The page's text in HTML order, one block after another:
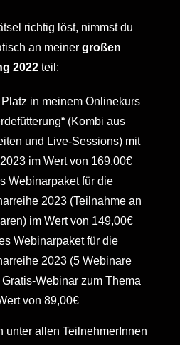
richtig löst, nimmst du
an meinergroßen
2022 teil:
Platz in meinem Onlinekurs
(Kombi aus
und Live-Sessions) mit
im Wert von 169,00€
Webinarpaket für die
2023 (Teilnahme an
im Wert von 149,00€
Webinarpaket für die
2023 (5 Webinare
Webinar zum Thema
von 89,00€
unter allen TeilnehmerInnen